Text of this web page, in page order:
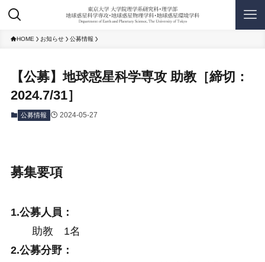
HOME お知らせ 公募情報
【公募】地球惑星科学専攻 助教［締切：
2024.7/31］
公募情報 2024-05-27
募集要項
1.公募人員：
助教 1名
2.公募分野：